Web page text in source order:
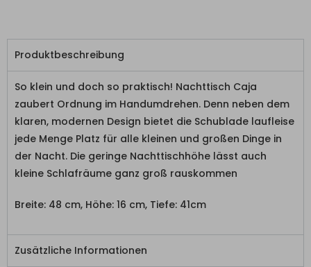
Produktbeschreibung
So klein und doch so praktisch! Nachttisch Caja
zaubert Ordnung im Handumdrehen. Denn neben dem
klaren, modernen Design bietet die Schublade laufleise
jede Menge Platz für alle kleinen und großen Dinge in
der Nacht. Die geringe Nachttischhöhe lässt auch
kleine Schlafräume ganz groß rauskommen
Breite: 48 cm, Höhe: 16 cm, Tiefe: 41cm
Zusätzliche Informationen